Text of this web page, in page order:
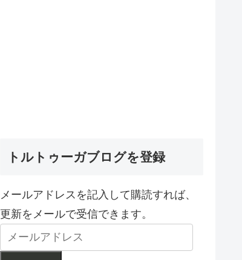
トルトゥーガブログを登録
メールアドレスを記入して購読すれば、
更新をメールで受信できます。